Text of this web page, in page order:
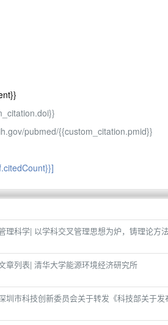
pubmed/{{custom_citation.pmid}}
理科学| 以学科交叉管理思想为炉，铸理论方
章列表| 清华大学能源环境经济研究所
圳市科技创新委员会关于转发《科技部关于